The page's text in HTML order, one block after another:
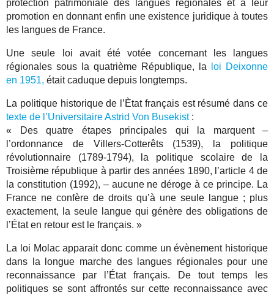
protection patrimoniale des langues régionales et à leur
promotion en donnant enfin une existence juridique à toutes
les langues de France.
Une seule loi avait été votée concernant les langues
régionales sous la quatrième République, la
loi Deixonne
en 1951, était caduque depuis longtemps.
La politique historique de l’Ètat français est résumé dans ce
texte de l’Universitaire Astrid Von Busekist:
« Des quatre étapes principales qui la marquent –
l’ordonnance de Villers-Cotterêts (1539), la politique
révolutionnaire (1789-1794), la politique scolaire de la
Troisième république à partir des années 1890, l’article 4 de
la constitution (1992), – aucune ne déroge à ce principe. La
France ne confère de droits qu’à une seule langue ; plus
exactement, la seule langue qui génère des obligations de
l’État en retour est le français. »
La loi Molac apparait donc comme un évènement historique
dans la longue marche des langues régionales pour une
reconnaissance par l’État français. De tout temps les
politiques se sont affrontés sur cette reconnaissance avec